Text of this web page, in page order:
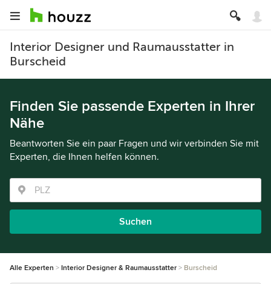
Interior Designer und Raumausstatter in
Burscheid
Finden Sie passende Experten in Ihrer
Nähe
Beantworten Sie ein paar Fragen und wir verbinden Sie mit
Experten, die Ihnen helfen können.
Suchen
Alle Experten Interior Designer & Raumausstatter Burscheid